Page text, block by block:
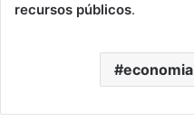
recursos públicos.
economia